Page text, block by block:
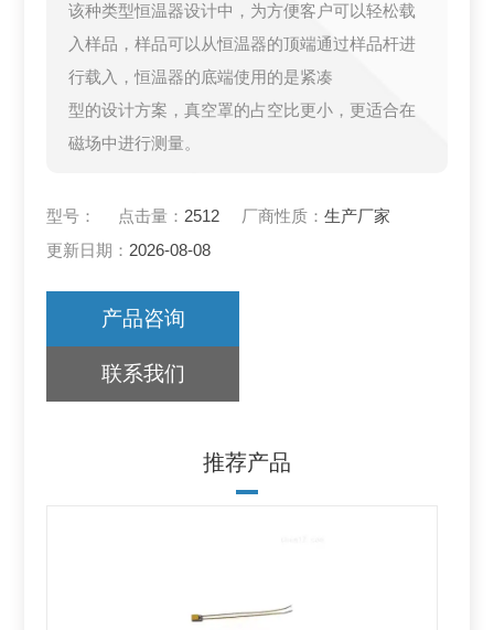
该种类型恒温器设计中，为方便客户可以轻松载
入样品，样品可以从恒温器的顶端通过样品杆进
行载入，恒温器的底端使用的是紧凑
型的设计方案，真空罩的占空比更小，更适合在
磁场中进行测量。
型号： 点击量： 2512 厂商性质：生产厂家
更新日期： 2026-08-08
产品咨询
联系我们
推荐产品